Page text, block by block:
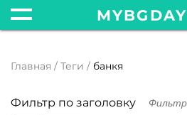
MYBGDAY
Главная Теги банкя
Фильтр по заголовку